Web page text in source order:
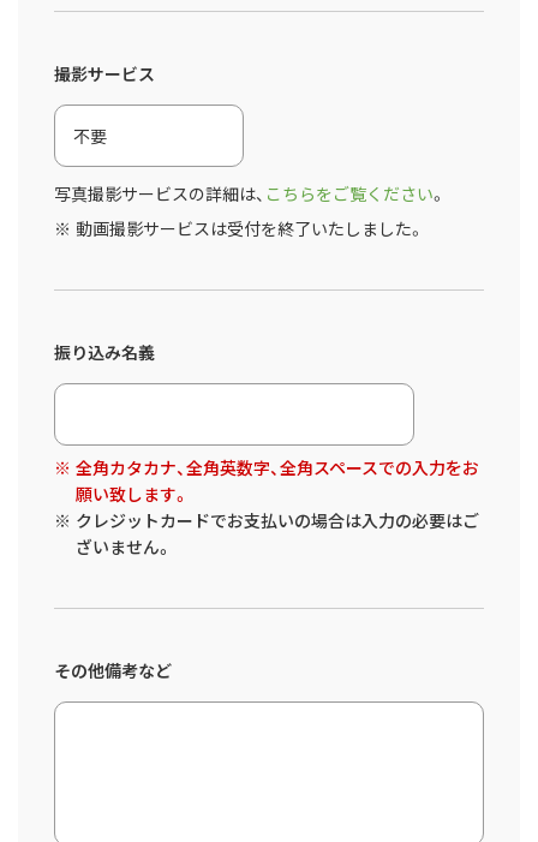
撮影サービス
写真撮影サービスの詳細は、 こちらをご覧ください。
動画撮影サービスは受付を終了いたしました。
振り込み名義
全角カタカナ、全角英数字、全角スペースでの入力をお
願い致します。
クレジットカードでお支払いの場合は入力の必要はご
ざいません。
その他備考など